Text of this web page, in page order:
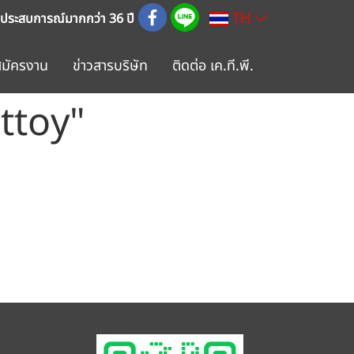
ะสบการณ์มากกว่า 36 ปี TH
ครงาน ข่าวสารบริษัท ติดต่อ เค.ที.พี.